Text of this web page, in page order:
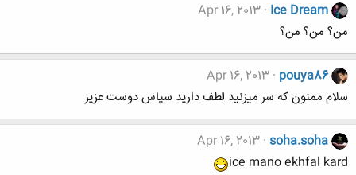
Ice Dream
Apr 16, 2013
من؟ من؟ من؟
pouya86
Apr 16, 2013
سلام ممنون که سر میزنید لطف دارید سپاس دوست عزیز
soha.soha
Apr 16, 2013
ice mano ekhfal kard